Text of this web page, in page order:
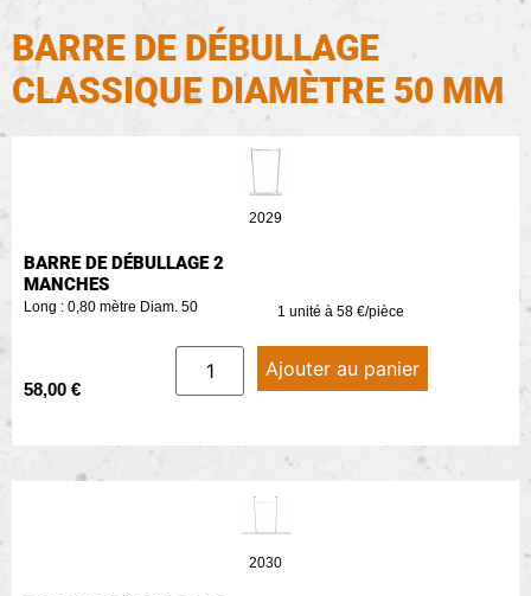
BARRE DE DÉBULLAGE
CLASSIQUE DIAMÈTRE 50 MM
2029
BARRE DE DÉBULLAGE 2
MANCHES
Long : 0,80 mètre Diam. 50 1 unité à 58 €/pièce
58,00 €
Ajouter au panier
2030